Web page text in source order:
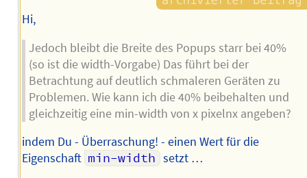
Hi,
Jedoch bleibt die Breite des Popups starr bei 40%
(so ist die width-Vorgabe) Das führt bei der
Betrachtung auf deutlich schmaleren Geräten zu
Problemen. Wie kann ich die 40% beibehalten und
gleichzeitig eine min-width von x pixelnx angeben?
indem Du - Überraschung! - einen Wert für die
Eigenschaft min-width setzt …